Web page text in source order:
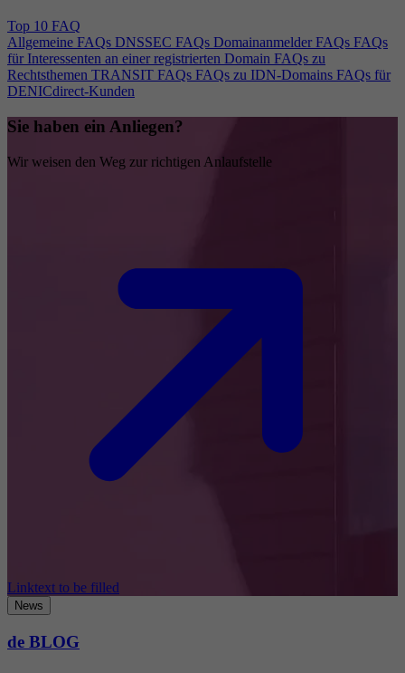
Top 10 FAQ
Allgemeine FAQs DNSSEC FAQs Domainanmelder FAQs FAQs
für Interessenten an einer registrierten Domain FAQs zu
Rechtsthemen TRANSIT FAQs FAQs zu IDN-Domains FAQs für
DENICdirect-Kunden
Sie haben ein Anliegen?
Wir weisen den Weg zur richtigen Anlaufstelle
Linktext to be filled
News
de BLOG